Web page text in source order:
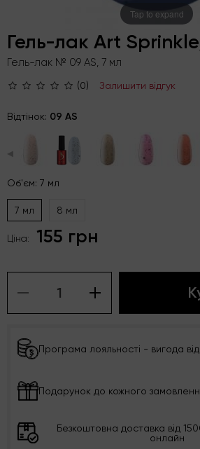
Tap to expand
Гель-лак Art
Гель-лак № 09 AS, 7 мл
(0) Залишити відгук
Відтінок: 09 AS
◀
Об'єм: 7 мл
7 мл 8 мл
Ціна: 155 грн
Програма лояльності - вигода від
Подарунок до кожного
Безкоштовна доставка від
онлайн